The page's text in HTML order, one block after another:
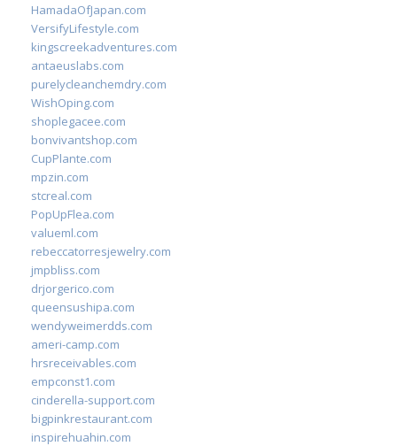
HamadaOfJapan.com
VersifyLifestyle.com
kingscreekadventures.com
antaeuslabs.com
purelycleanchemdry.com
WishOping.com
shoplegacee.com
bonvivantshop.com
CupPlante.com
mpzin.com
stcreal.com
PopUpFlea.com
valueml.com
rebeccatorresjewelry.com
jmpbliss.com
drjorgerico.com
queensushipa.com
wendyweimerdds.com
ameri-camp.com
hrsreceivables.com
empconst1.com
cinderella-support.com
bigpinkrestaurant.com
inspirehuahin.com